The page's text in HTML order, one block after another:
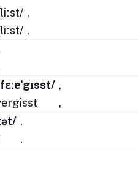
,
,
,
,
.
.